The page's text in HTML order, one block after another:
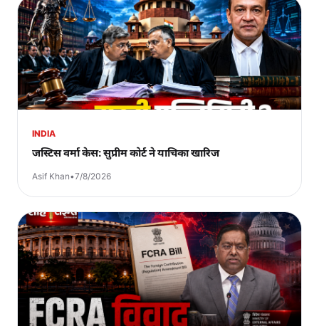
INDIA
जस्टिस वर्मा केस: सुप्रीम कोर्ट ने याचिका खारिज
Asif Khan•7/8/2026